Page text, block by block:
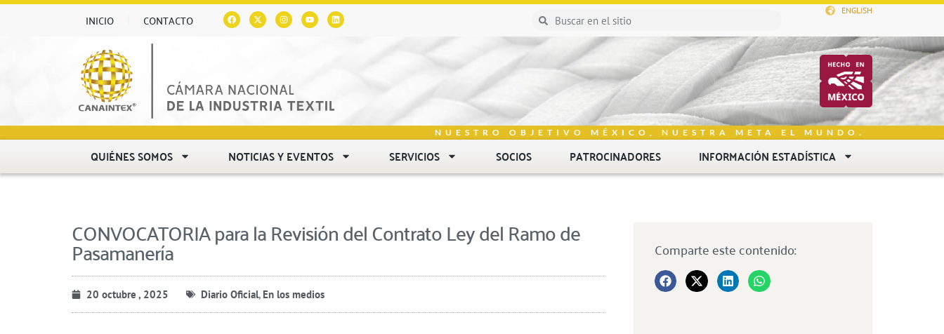
INICIO CONTACTO
ENGLISH
NUESTRO OBJETIVO MÉXICO, NUESTRA META EL MUNDO.
QUIÉNES SOMOS NOTICIAS Y EVENTOS SERVICIOS SOCIOS PATROCINADORES INFORMACIÓN ESTADÍSTICA
CONVOCATORIA para la Revisión del Contrato Ley del Ramo de
Pasamanería
20 octubre , 2025 Diario Oficial, En los medios
Comparte este contenido: